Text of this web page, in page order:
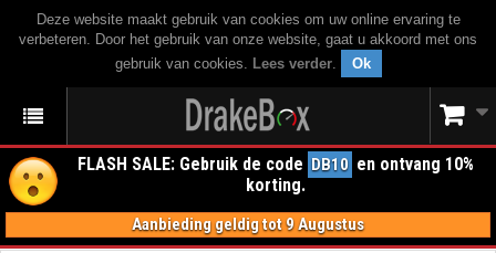
Deze website maakt gebruik van cookies om uw online ervaring te
verbeteren. Door het gebruik van onze website, gaat u akkoord met ons
gebruik van cookies. Lees verder. Ok
FLASH SALE: Gebruik de code DB10 en ontvang 10%
korting.
Aanbieding geldig tot 9 Augustus